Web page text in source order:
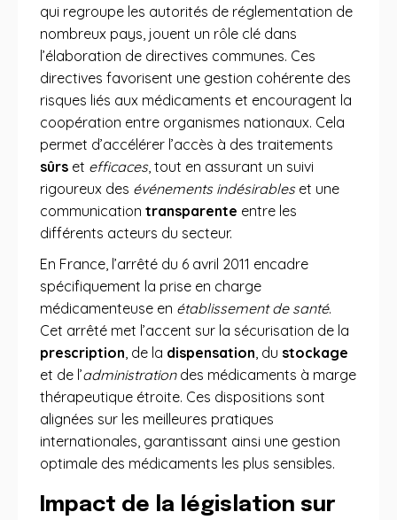
qui regroupe les autorités de réglementation de
nombreux pays, jouent un rôle clé dans
l’élaboration de directives communes. Ces
directives favorisent une gestion cohérente des
risques liés aux médicaments et encouragent la
coopération entre organismes nationaux. Cela
permet d’accélérer l’accès à des traitements
sûrs et efficaces, tout en assurant un suivi
rigoureux des événements indésirableset une
communication transparente entre les
différents acteurs du secteur.
En France, l’arrêté du 6 avril 2011 encadre
spécifiquement la prise en charge
médicamenteuse en établissement de santé.
Cet arrêté met l’accent sur la sécurisation de la
prescription, de la dispensation, du stockage
et de l’administrationdes médicaments à marge
thérapeutique étroite. Ces dispositions sont
alignées sur les meilleures pratiques
internationales, garantissant ainsi une gestion
optimale des médicaments les plus sensibles.
Impact de la législation sur